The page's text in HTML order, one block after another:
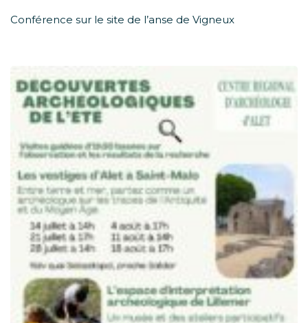
Conférence sur le site de l’anse de Vigneux